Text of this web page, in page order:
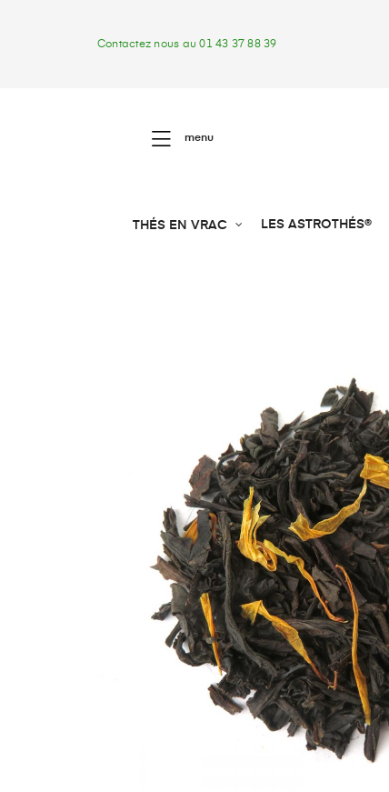
Contactez nous au 01 43 37 88 39
menu
THÉS EN VRAC LES ASTROTHÉS®